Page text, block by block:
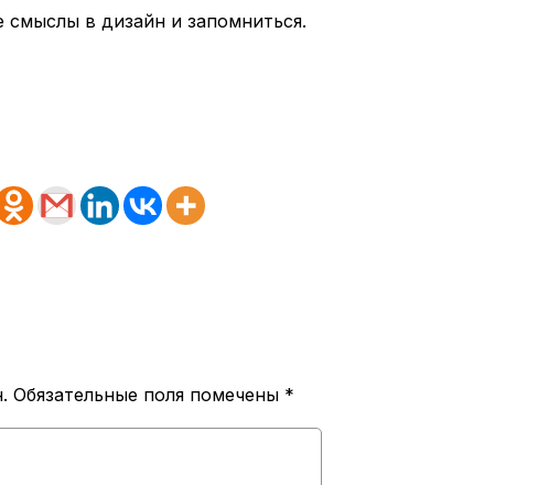
в дизайн и запомниться.
Обязательные поля помечены *